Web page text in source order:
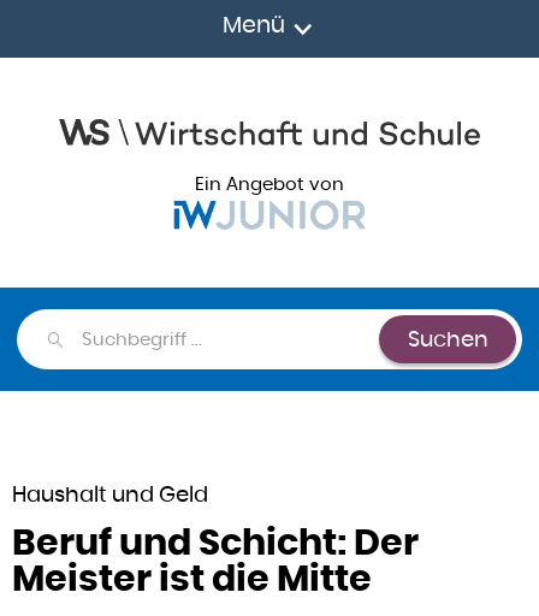
Menü
Ein Angebot von
Suchen Suchen
Beruf und Schicht: Der
Meister ist die Mitte
Haushalt und Geld